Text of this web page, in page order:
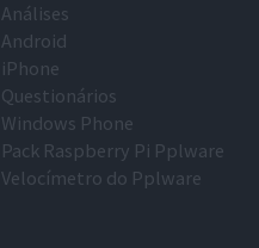
Análises
Android
iPhone
Questionários
Windows Phone
Pack Raspberry Pi Pplware
Velocímetro do Pplware